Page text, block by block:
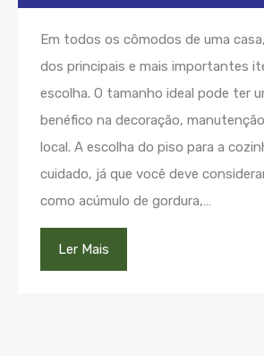
Em todos os cômodos de uma
dos principais e mais importantes
escolha. O tamanho ideal pode ter
benéfico na decoração,
local. A escolha do piso para a
cuidado, já que você deve
como acúmulo de gordura,…
Ler Mais